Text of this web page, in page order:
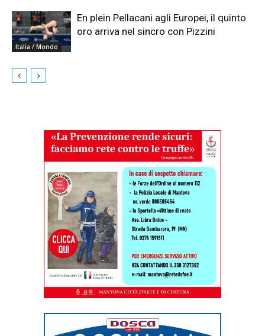
Italia / Mondo
En plein Pellacani agli Europei, il quinto
oro arriva nel sincro con Pizzini